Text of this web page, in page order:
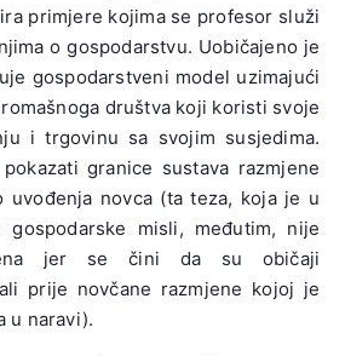
primjere kojima se profesor služi
o gospodarstvu. Uobičajeno je
gospodarstveni model uzimajući
društva koji koristi svoje
i trgovinu sa svojim susjedima.
granice sustava razmjene
uvođenja novca (ta teza, koja je u
gospodarske misli, međutim, nije
jer se čini da su običaji
prije novčane razmjene kojoj je
u naravi).